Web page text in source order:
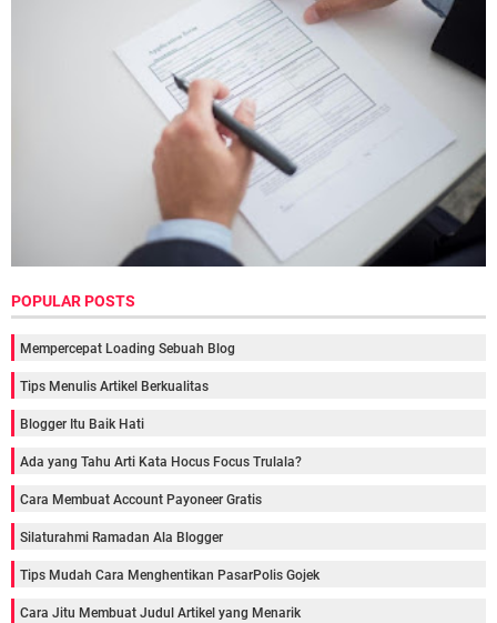
POPULAR POSTS
Mempercepat Loading Sebuah Blog
Tips Menulis Artikel Berkualitas
Blogger Itu Baik Hati
Ada yang Tahu Arti Kata Hocus Focus Trulala?
Cara Membuat Account Payoneer Gratis
Silaturahmi Ramadan Ala Blogger
Tips Mudah Cara Menghentikan PasarPolis Gojek
Cara Jitu Membuat Judul Artikel yang Menarik